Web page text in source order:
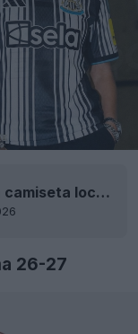
Presentada la camiseta local del Newcastle United 26-27
26-27